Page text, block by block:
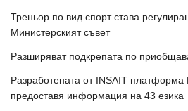
Треньор по вид спорт става
Министерският съвет
Разширяват подкрепата по
Разработената от INSAIT платформа
предоставя информация на 43 езика